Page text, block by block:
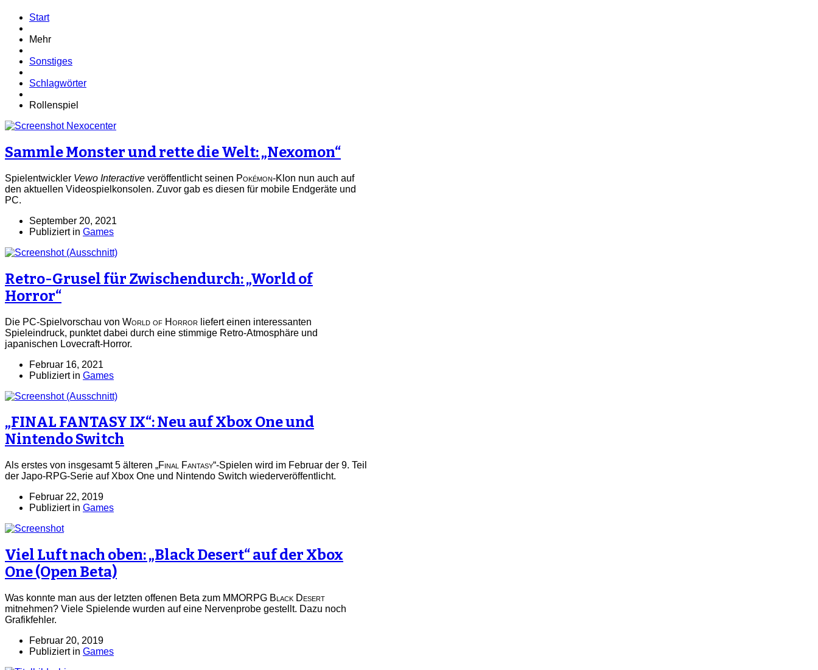
Start
Mehr
Sonstiges
Schlagwörter
Rollenspiel
Sammle Monster und rette die Welt: „Nexomon“
Spielentwickler Vewo Interactive veröffentlicht seinen Pokémon-Klon nun auch auf
den aktuellen Videospielkonsolen. Zuvor gab es diesen für mobile Endgeräte und
PC.
September 20, 2021
Publiziert in Games
Retro-Grusel für Zwischendurch: „World of
Horror“
Die PC-Spielvorschau von World of Horror liefert einen interessanten
Spieleindruck, punktet dabei durch eine stimmige Retro-Atmosphäre und
japanischen Lovecraft-Horror.
Februar 16, 2021
Publiziert in Games
„FINAL FANTASY IX“: Neu auf Xbox One und
Nintendo Switch
Als erstes von insgesamt 5 älteren „Final Fantasy“-Spielen wird im Februar der 9. Teil
der Japo-RPG-Serie auf Xbox One und Nintendo Switch wiederveröffentlicht.
Februar 22, 2019
Publiziert in Games
Viel Luft nach oben: „Black Desert“ auf der Xbox
One (Open Beta)
Was konnte man aus der letzten offenen Beta zum MMORPG Black Desert
mitnehmen? Viele Spielende wurden auf eine Nervenprobe gestellt. Dazu noch
Grafikfehler.
Februar 20, 2019
Publiziert in Games